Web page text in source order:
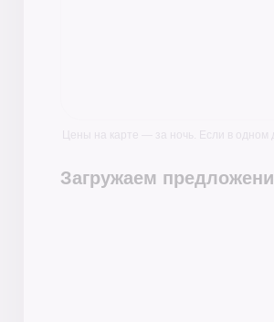
Цены на карте — за ночь. Если в одном
Загружаем